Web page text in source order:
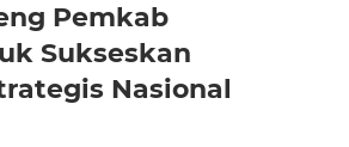
Pemkab
Sukseskan
Nasional